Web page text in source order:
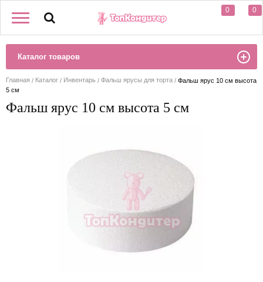
0 0
Каталог товаров
Главная Каталог Инвентарь Фальш ярусы для торта
Фальш ярус 10 см высота
5 см
Фальш ярус 10 см высота 5 см